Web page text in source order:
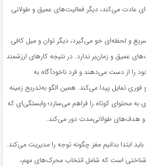
عادت می‌کند، دیگر فعالیت‌های عمیق و طولانی
و لحظه‌ای خو می‌گیرد، دیگر توان و میل کافی
عمیق و زمان‌بر ندارد. در نتیجه کارهای ارزشمند
را از دست می‌دهند و فرد ناخودآگاه به
فوری تمایل پیدا می‌کند. همین الگو به‌تدریج زمینه
به محتوای کوتاه را فراهم می‌سازد؛ وابستگی‌ای که
و هدف‌های طولانی‌مدت دور می‌کند.
ابتدا بدانیم مغز چگونه توجه را مدیریت می‌کند.
است که شامل انتخاب محرک‌های مهم،